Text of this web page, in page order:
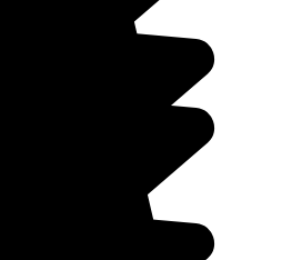
del loro soggiorno